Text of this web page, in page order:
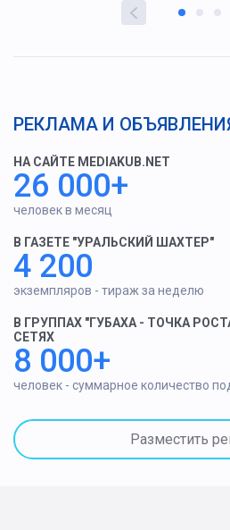
РЕКЛАМА И
НА САЙТЕ MEDIAKUB.NET
26 000+
человек в месяц
В ГАЗЕТЕ "УРАЛЬСКИЙ ШАХТЕР"
4 200
экземпляров - тираж за неделю
В ГРУППАХ "ГУБАХА - ТОЧКА
СЕТЯХ
8 000+
человек - суммарное количество
Разместить